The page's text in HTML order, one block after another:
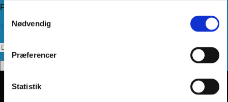
Nødvendig
Præferencer
Statistik
Følg os
Tilmeld dig vores nyhedsbrev